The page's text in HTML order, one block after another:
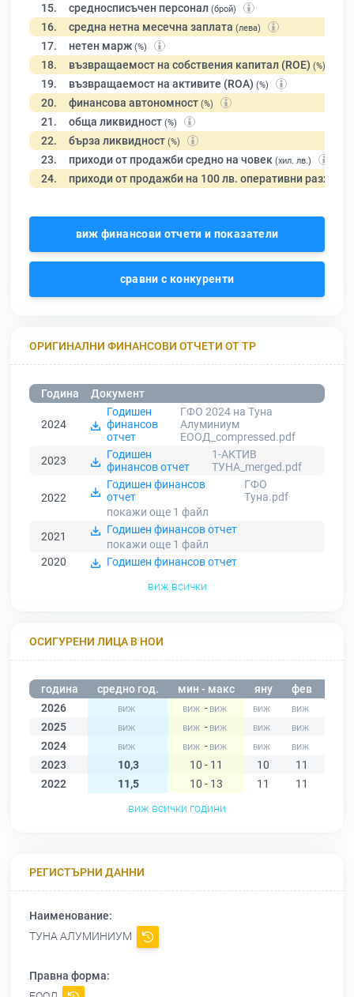
15. средносписъчен персонал (брой)
16. средна нетна месечна заплата (лева)
17. нетен марж (%)
18. възвращаемост на собствения капитал (ROE) (%)
19. възвращаемост на активите (ROA) (%)
20. финансова автономност (%)
21. обща ликвидност (%)
22. бърза ликвидност (%)
23. приходи от продажби средно на човек (хил. лв.)
24. приходи от продажби на 100 лв. оперативни разходи
виж финансови отчети и показатели
сравни с конкуренти
ОРИГИНАЛНИ ФИНАНСОВИ ОТЧЕТИ ОТ ТР
Година Документ
2024
Годишен
финансов
отчет
ГФО 2024 на Туна
Алуминиум
ЕООД_compressed.pdf
2023
Годишен
финансов отчет
1-АКТИВ
ТУНА_merged.pdf
2022
Годишен финансов
отчет
ГФО
Туна.pdf
покажи още 1 файл
2021
Годишен финансов отчет
покажи още 1 файл
2020
Годишен финансов отчет
виж всички
ОСИГУРЕНИ ЛИЦА В НОИ
година средно год. мин - макс яну фев
2026
-
2025
-
2024
-
2023
10,3 10 - 11 10 11
2022
11,5 10 - 13 11 11
виж всички години
РЕГИСТЪРНИ ДАННИ
Наименование:
ТУНА АЛУМИНИУМ
Правна форма: